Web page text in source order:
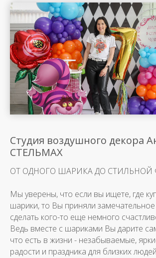
Студия воздушного декора
СТЕЛЬМАХ
ОТ ОДНОГО ШАРИКА ДО СТИЛЬНОЙ
Мы уверены, что если вы ищете, где
шарики, то Вы приняли
сделать кого-то еще немного
Ведь вместе с шариками Вы дарите
что есть в жизни - незабываемые,
радости и праздника для близких